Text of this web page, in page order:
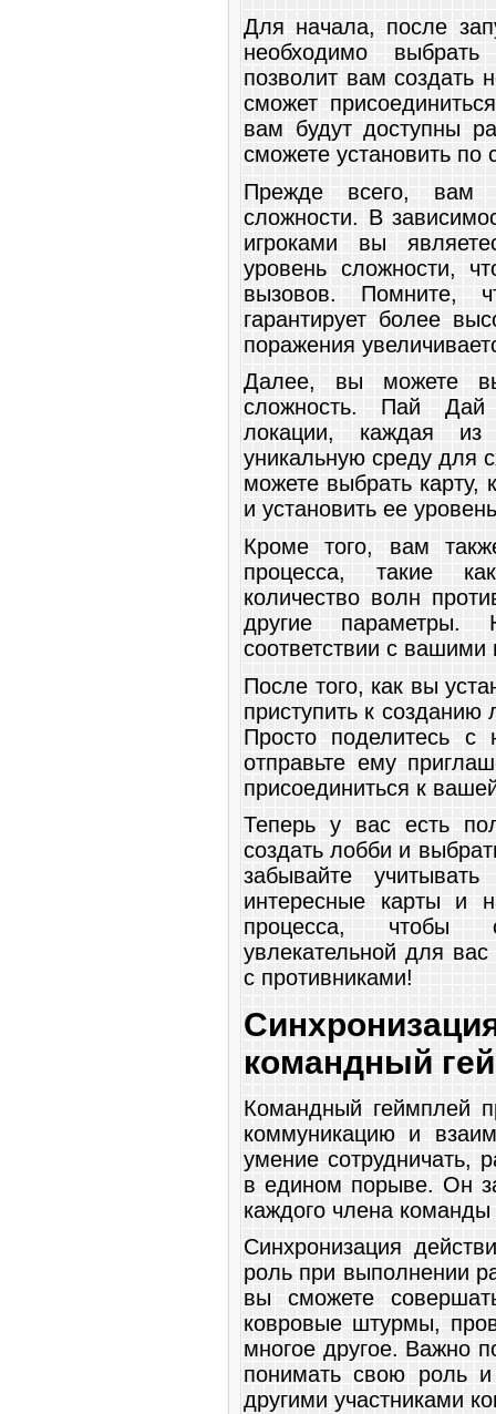
Для начала, после
необходимо
позволит вам создать
сможет
вам будут доступны
сможете установить
Прежде всего, вам
сложности. В
игроками вы
уровень сложности,
вызовов. Помните,
гарантирует более
поражения
Далее, вы можете
сложность. Пай Дай
локации, каждая из
уникальную среду для
можете выбрать карту,
и установить ее
Кроме того, вам
процесса, такие
количество волн
другие параметры.
соответствии с
После того, как вы
приступить к созданию
Просто поделитесь с
отправьте ему
присоединиться к
Теперь у вас есть
создать лобби и
забывайте
интересные карты и
процесса, чтобы
увлекательной для
с противниками!
командный
Командный геймплей
коммуникацию и
умение сотрудничать,
в едином порыве. Он
каждого члена
Синхронизация
роль при выполнении
вы сможете
ковровые штурмы,
многое другое. Важно
понимать свою роль
другими участниками